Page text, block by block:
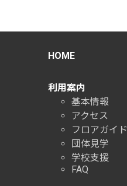
HOME
利用案内
基本情報
アクセス
フロアガイド
団体見学
学校支援
FAQ